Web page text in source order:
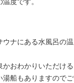
ウナにある水風呂の
おわかりいただける
湯船もありますのでご